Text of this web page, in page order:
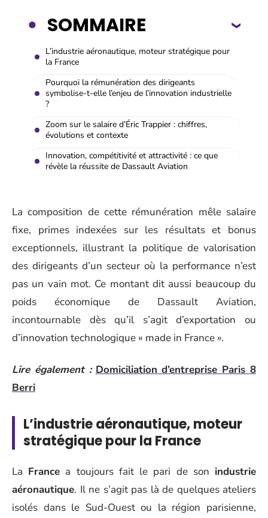
SOMMAIRE
L’industrie aéronautique, moteur stratégique pour
la France
Pourquoi la rémunération des dirigeants
symbolise-t-elle l’enjeu de l’innovation industrielle
?
Zoom sur le salaire d’Éric Trappier : chiffres,
évolutions et contexte
Innovation, compétitivité et attractivité : ce que
révèle la réussite de Dassault Aviation
La composition de cette rémunération mêle salaire
fixe, primes indexées sur les résultats et bonus
exceptionnels, illustrant la politique de valorisation
des dirigeants d’un secteur où la performance n’est
pas un vain mot. Ce montant dit aussi beaucoup du
poids économique de Dassault Aviation,
incontournable dès qu’il s’agit d’exportation ou
d’innovation technologique « made in France ».
Lire également : Domiciliation d’entreprise Paris 8
Berri
L’industrie aéronautique, moteur
stratégique pour la France
La France a toujours fait le pari de son industrie
aéronautique. Il ne s’agit pas là de quelques ateliers
isolés dans le Sud-Ouest ou la région parisienne,